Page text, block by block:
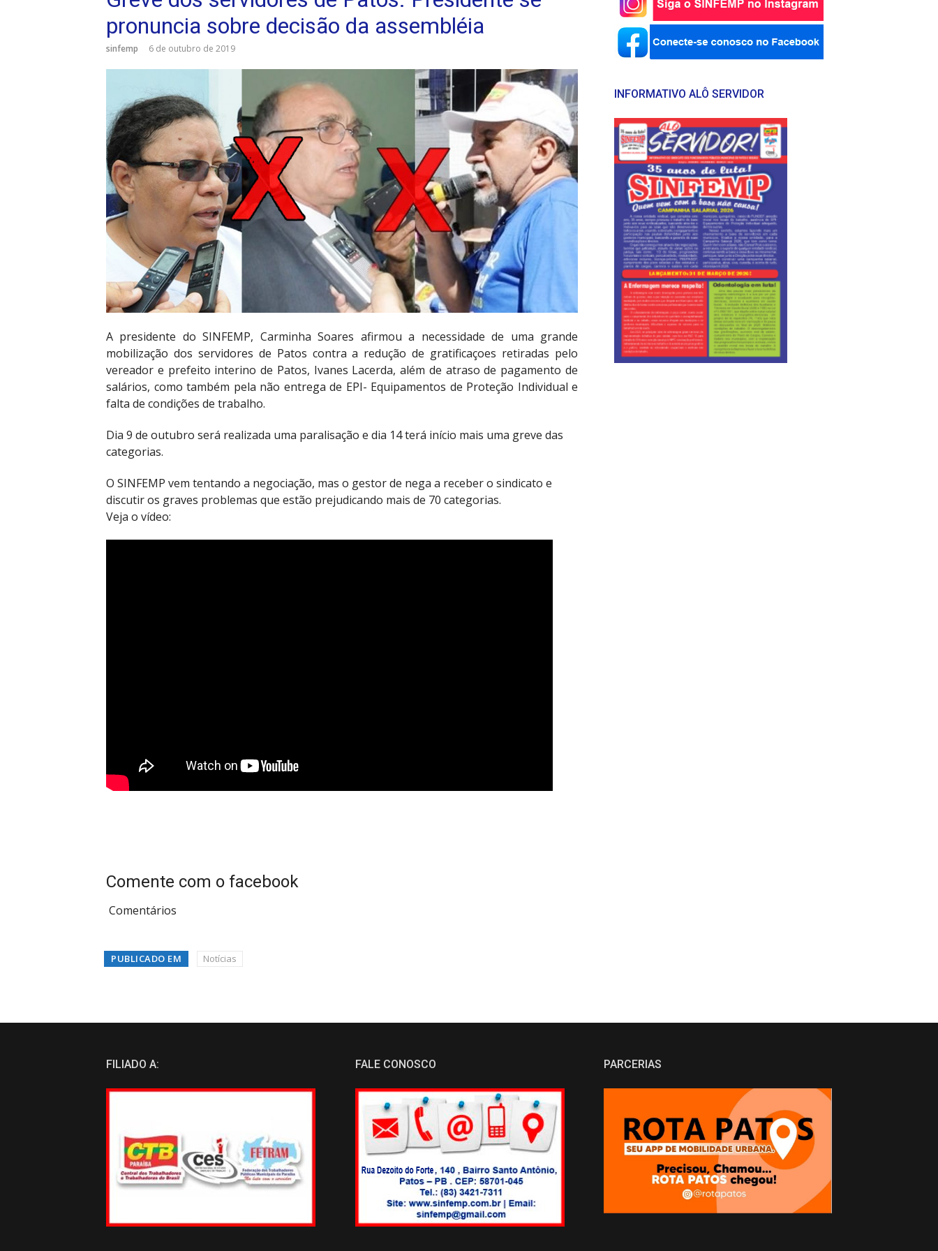
pronuncia sobre decisão da assembléia
sinfemp 6 de outubro de 2019
A presidente do SINFEMP, Carminha Soares afirmou a necessidade de uma grande
mobilização dos servidores de Patos contra a redução de gratificaçoes retiradas pelo
vereador e prefeito interino de Patos, Ivanes Lacerda, além de atraso de pagamento de
salários, como também pela não entrega de EPI- Equipamentos de Proteção Individual e
falta de condições de trabalho.
Dia 9 de outubro será realizada uma paralisação e dia 14 terá início mais uma greve das
categorias.
O SINFEMP vem tentando a negociação, mas o gestor de nega a receber o sindicato e
discutir os graves problemas que estão prejudicando mais de 70 categorias.
Veja o vídeo:
Comente com o facebook
Comentários
PUBLICADO EM Notícias
INFORMATIVO ALÔ SERVIDOR
FILIADO A: FALE CONOSCO PARCERIAS